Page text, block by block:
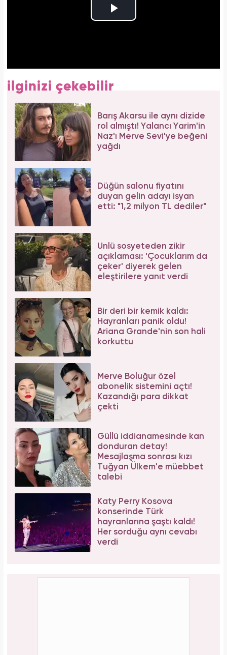
ilginizi çekebilir
Barış Akarsu ile aynı dizide
rol almıştı! Yalancı Yarim'in
Naz'ı Merve Sevi'ye beğeni
yağdı
Düğün salonu fiyatını
duyan gelin adayı isyan
etti: "1,2 milyon TL dediler"
Ünlü sosyeteden zikir
açıklaması: 'Çocuklarım da
çeker' diyerek gelen
eleştirilere yanıt verdi
Bir deri bir kemik kaldı:
Hayranları panik oldu!
Ariana Grande'nin son hali
korkuttu
Merve Boluğur özel
abonelik sistemini açtı!
Kazandığı para dikkat
çekti
Güllü iddianamesinde kan
donduran detay!
Mesajlaşma sonrası kızı
Tuğyan Ülkem'e müebbet
talebi
Katy Perry Kosova
konserinde Türk
hayranlarına şaştı kaldı!
Her sorduğu aynı cevabı
verdi